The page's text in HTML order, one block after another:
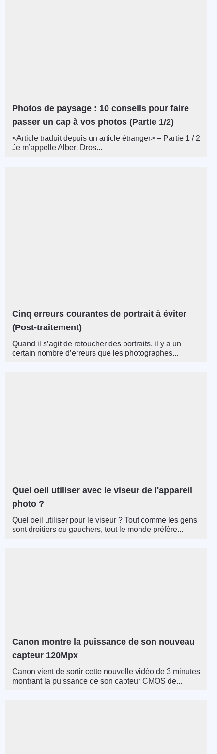
Photos de paysage : 10 conseils pour faire
passer un cap à vos photos (Partie 1/2)
<Article traduit depuis un article étranger> – Partie 1 / 2
Je m’appelle Albert Dros...
Cinq erreurs courantes de portrait à éviter
(Post-traitement)
Quand il s’agit de retoucher des portraits, il y a un
certain nombre d’erreurs que les photographes...
Quel oeil utiliser avec le viseur de l'appareil
photo ?
Quel oeil utiliser pour le viseur ? Tout comme les gens
sont droitiers ou gauchers, tout le monde préfère...
Canon montre la puissance de son nouveau
capteur 120Mpx
Canon vient de sortir cette nouvelle vidéo de 3 minutes
montrant la puissance de son capteur CMOS de...